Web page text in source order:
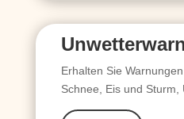
Erhalten Sie
Schnee, Eis und Sturm,